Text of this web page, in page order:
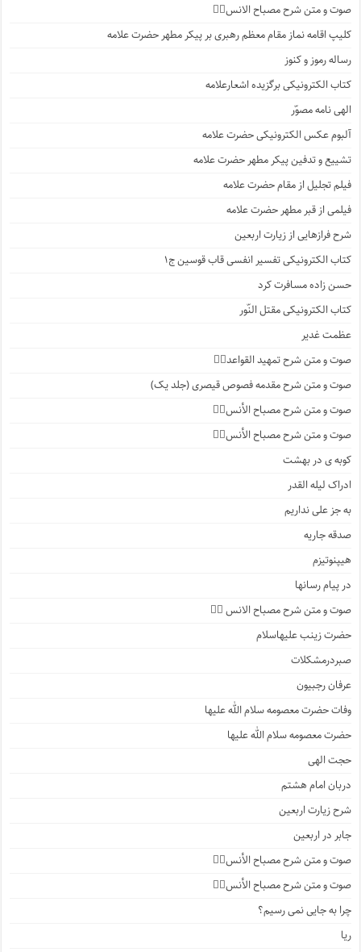
صوت و متن شرح مصباح الانس۸⃣
کلیپ اقامه نماز مقام معظم رهبری بر پیکر مطهر حضرت علامه
رساله رموز و کنوز
کتاب الکترونیکی برگزیده اشعارعلامه
الهی نامه مصوّر
آلبوم عکس الکترونیکی حضرت علامه
تشییع و تدفین پیکر مطهر حضرت علامه
فیلم تجلیل از مقام حضرت علامه
فیلمی از قبر مطهر حضرت علامه
شرح فرازهایی از زیارت اربعین
کتاب الکترونیکی تفسیر انفسی قاب قوسین ج۱
حسن زاده مسافرت کرد
کتاب الکترونیکی مقتل النّور
عظمت غدیر
صوت و متن شرح تمهید القواعد۱️⃣
صوت و متن شرح مقدمه فصوص قیصری (جلد یک)
صوت و متن شرح مصباح الأنس۷️⃣
صوت و متن شرح مصباح الأنس۶️⃣
کوبه ی در بهشت
ادراک لیله القدر
به جز علی نداریم
صدقه جاریه
هیپنوتیزم
در پیام رسانها
صوت و متن شرح مصباح الانس ۵️⃣
حضرت زینب علیهاسلام
صبردرمشکلات
عرفان رجبیون
وفات حضرت معصومه سلام الله علیها
حضرت معصومه سلام الله علیها
حجت الهی
دربان امام هشتم
شرح زیارت اربعین
جابر در اربعین
صوت و متن شرح مصباح الأنس۴️⃣
صوت و متن شرح مصباح الأنس۳️⃣
چرا به جایی نمی رسیم؟
ریا